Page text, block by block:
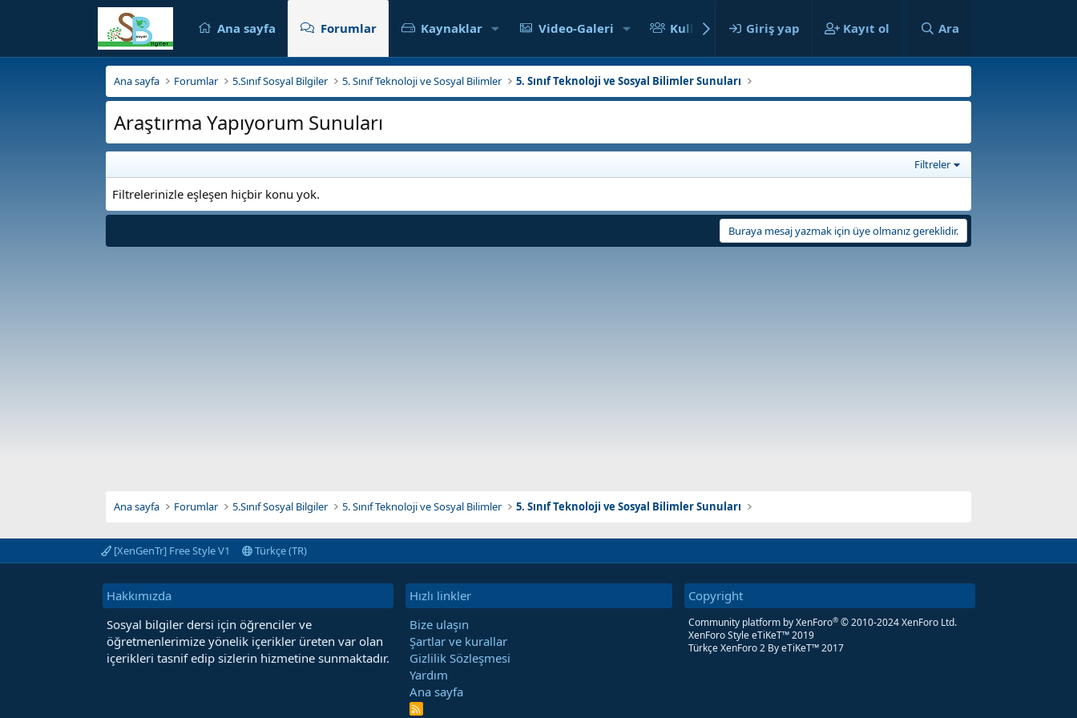
Ana sayfa Forumlar Kaynaklar Video-Galeri Kullanıcılar Giriş yap Kayıt ol Ara
Ana sayfa Forumlar 5.Sınıf Sosyal Bilgiler 5. Sınıf Teknoloji ve Sosyal Bilimler 5. Sınıf Teknoloji ve Sosyal Bilimler Sunuları
Araştırma Yapıyorum Sunuları
Filtreler
Filtrelerinizle eşleşen hiçbir konu yok.
Buraya mesaj yazmak için üye olmanız gereklidir.
Ana sayfa Forumlar 5.Sınıf Sosyal Bilgiler 5. Sınıf Teknoloji ve Sosyal Bilimler 5. Sınıf Teknoloji ve Sosyal Bilimler Sunuları
[XenGenTr] Free Style V1 Türkçe (TR)
Hakkımızda
Sosyal bilgiler dersi için öğrenciler ve
öğretmenlerimize yönelik içerikler üreten var olan
içerikleri tasnif edip sizlerin hizmetine sunmaktadır.
Hızlı linkler
Bize ulaşın
Şartlar ve kurallar
Gizlilik Sözleşmesi
Yardım
Ana sayfa
R
Copyright
Community platform by XenForo® © 2010-2024 XenForo Ltd.
XenForo Style eTiKeT™ 2019
Türkçe XenForo 2By eTiKeT™ 2017